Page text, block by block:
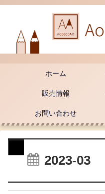
ホーム
販売情報
お問い合わせ
2023-03